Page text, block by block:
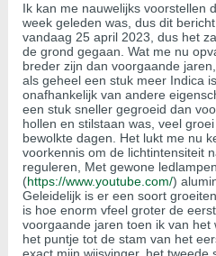
Ik kan me nauwelijks voorstellen
week geleden was, dus dit
vandaag 25 april 2023, dus het
de grond gegaan. Wat me nu
breder zijn dan voorgaande
als geheel een stuk meer Indica
onafhankelijk van andere
een stuk sneller gegroeid dan
hollen en stilstaan was, veel
bewolkte dagen. Het lukt me nu
voorkennis om de lichtintensiteit
reguleren, Met gewone
(https://www.youtube.com/)
Geleidelijk is er een soort
is hoe enorm vfeel groter de
voorgaande jaren toen ik van het
het puntje tot de stam van het